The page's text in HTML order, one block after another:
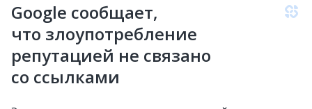
Google сообщает,
что злоупотребление
репутацией не связано
со ссылками